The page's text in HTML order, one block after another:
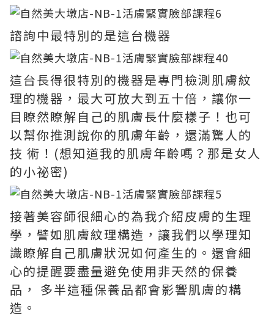
諮詢中最特別的是這台機器
這台長得很特別的機器是專門檢測肌膚紋
理的機器，最大可放大到五十倍，讓你一
目瞭然瞭解自己的肌膚長什麼樣子！也可
以幫你推測說你的肌膚年齡，還滿驚人的
技 術！(想知道我的肌膚年齡嗎？那是女人
的小祕密)
接著美容師很細心的為我介紹皮膚的生理
學，譬如肌膚紋理構造，讓我們以學理知
識瞭解自己肌膚狀況如何產生的。還會細
心的提醒要盡量避免使用非天然的保養
品， 多半這種保養品都會影響肌膚的構
造。